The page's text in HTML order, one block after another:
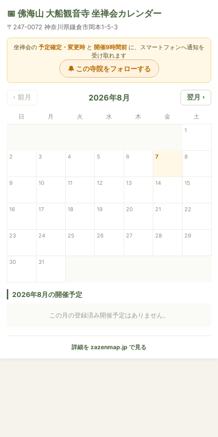
📅 佛海山 大船観音寺 坐禅会カレンダー
〒247-0072 神奈川県鎌倉市岡本1-5-3
坐禅会の 予定確定・変更時と 開催9時間前 に、スマートフォンへ通知を
受け取れます
🔔 この寺院をフォローする
‹ 前月 2026年8月 翌月 ›
日 月 火 水 木 金 土
1
2 3 4 5 6 7 8
9 10 11 12 13 14 15
16 17 18 19 20 21 22
23 24 25 26 27 28 29
30 31
2026年8月の開催予定
この月の登録済み開催予定はありません。
詳細を zazenmap.jp で見る